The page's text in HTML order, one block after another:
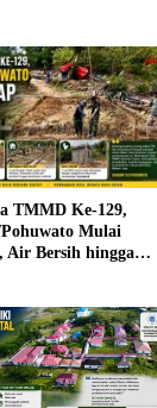
TMMD Ke-129,
Mulai
Air Bersih hingga